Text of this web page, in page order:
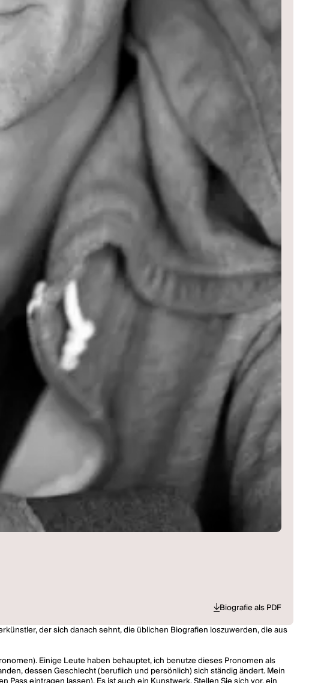
Biografie als PDF
der sich danach sehnt, die üblichen Biografien loszuwerden, die aus
Einige Leute haben behauptet, ich benutze dieses Pronomen als
dessen Geschlecht (beruflich und persönlich) sich ständig ändert. Mein